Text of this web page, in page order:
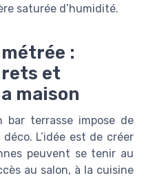
saturée d’humidité.
:
et
maison
bar terrasse impose de
L’idée est de créer
peuvent se tenir au
au salon, à la cuisine